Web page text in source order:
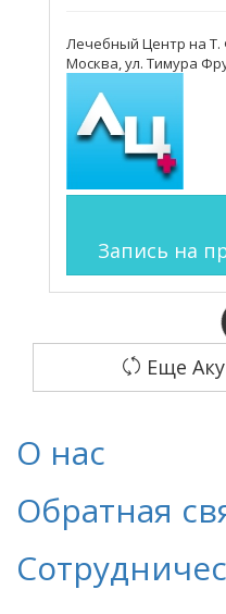
Лечебный Центр на Т.
Москва, ул. Тимура
Запись на
Еще
О нас
Обратная